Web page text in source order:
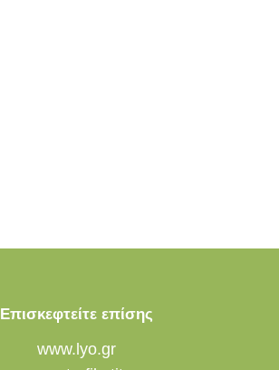
Επισκεφτείτε επίσης
www.lyo.gr